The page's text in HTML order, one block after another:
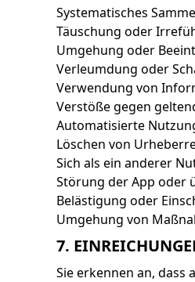
Systematisches
Täuschung oder
Umgehung oder
Verleumdung oder
Verwendung von
Verstöße gegen
Automatisierte
Löschen von
Sich als ein anderer
Störung der App oder
Belästigung oder
Umgehung von
7.
Sie erkennen an,